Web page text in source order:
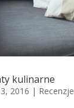
kulinarne
2016 | Recenzje